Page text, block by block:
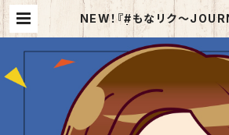
NEW！『#もなリク〜
CDR | 巴山萌菜 WEBシ